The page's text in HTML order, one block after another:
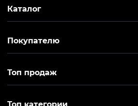
Каталог
Покупателю
Топ продаж